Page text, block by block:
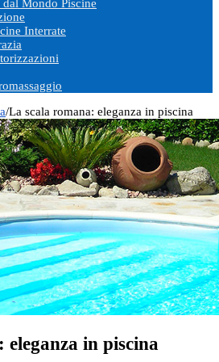
Mondo Piscine
Interrate
/La scala romana: eleganza in piscina
in piscina